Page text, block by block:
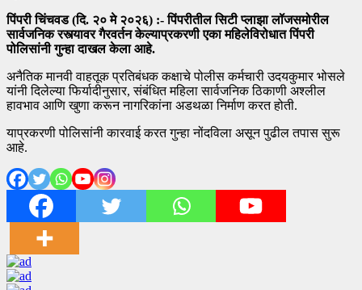
पिंपरी चिंचवड (दि. २० मे २०२६) :- पिंपरीतील सिटी प्लाझा लॉजसमोरील
सार्वजनिक रस्त्यावर गैरवर्तन केल्याप्रकरणी एका महिलेविरोधात पिंपरी
पोलिसांनी गुन्हा दाखल केला आहे.
अनैतिक मानवी वाहतूक प्रतिबंधक कक्षाचे पोलीस कर्मचारी उदयकुमार भोसले
यांनी दिलेल्या फिर्यादीनुसार, संबंधित महिला सार्वजनिक ठिकाणी अश्लील
हावभाव आणि खुणा करून नागरिकांना अडथळा निर्माण करत होती.
याप्रकरणी पोलिसांनी कारवाई करत गुन्हा नोंदविला असून पुढील तपास सुरू
आहे.